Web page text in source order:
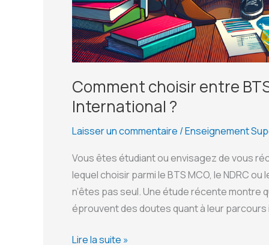
Comment choisir entre
International ?
Laisser un commentaire /Enseignement
Vous êtes étudiant ou envisagez de vous
lequel choisir parmi le BTS MCO, le NDRC
n’êtes pas seul. Une étude récente montre
éprouvent des doutes quant à leur parcours
Comment
Lire la suite »